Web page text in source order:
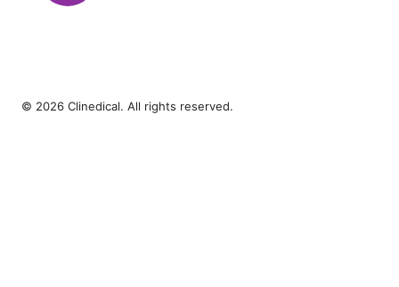
© 2026 Clinedical. All rights reserved.